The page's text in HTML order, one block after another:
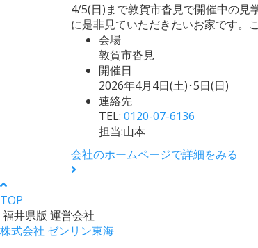
4/5(日)まで敦賀市沓見で開催中の見
に是非見ていただきたいお家です。
会場
敦賀市沓見
開催日
2026年4月4日(土)･5日(日)
連絡先
TEL: 0120-07-6136
担当:山本
会社のホームページで詳細をみる
TOP
福井県版 運営会社
株式会社 ゼンリン東海